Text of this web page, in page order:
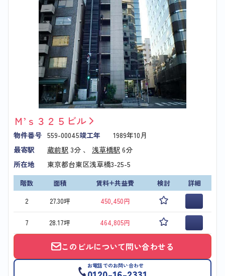
Ｍ’ｓ３２５ビル
物件番号 559-00045竣工年
1989年10月
最寄駅
蔵前駅 3分 、 浅草橋駅 6分
所在地
東京都台東区浅草橋3-25-5
階数 面積 賃料+共益費 検討
詳細
2
27.30坪 450,450円
7 28.17坪 464,805円
このビルについて問い合わせる
お電話でのお問い合わせ